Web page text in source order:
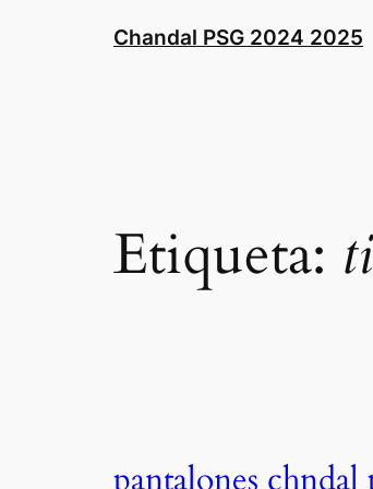
Chandal PSG 2024 2025
Etiqueta: